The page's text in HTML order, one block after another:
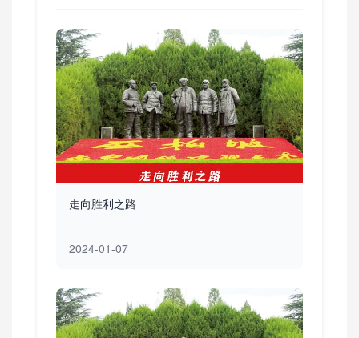
走向胜利之路
2024-01-07